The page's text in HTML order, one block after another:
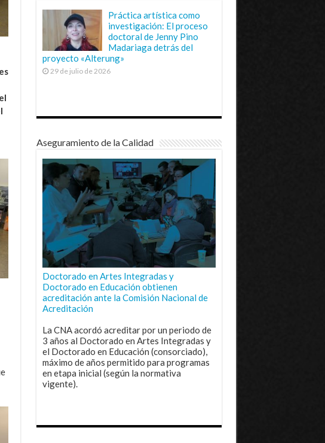
Práctica artística como
investigación: El proceso
doctoral de Jenny Pino
Madariaga detrás del
proyecto «Alterung»
29 de julio de 2026
Aseguramiento de la Calidad
Doctorado en Artes Integradas y
Doctorado en Educación obtienen
acreditación ante la Comisión Nacional de
Acreditación
La CNA acordó acreditar por un periodo de
3 años al Doctorado en Artes Integradas y
el Doctorado en Educación (consorciado),
máximo de años permitido para programas
en etapa inicial (según la normativa
vigente).